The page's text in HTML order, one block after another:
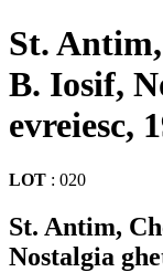
St.
B. Iosif,
evreiesc,
LOT : 020
St. Antim,
Nostalgia